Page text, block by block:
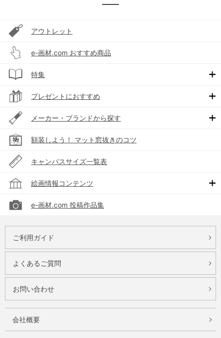
アウトレット
e-画材.com おすすめ商品
特集
プレゼントにおすすめ
メーカー・ブランドから探す
額装しよう！ マット窓抜きのコツ
キャンバスサイズ一覧表
絵画情報コンテンツ
e-画材.com 投稿作品集
ご利用ガイド
よくあるご質問
お問い合わせ
会社概要